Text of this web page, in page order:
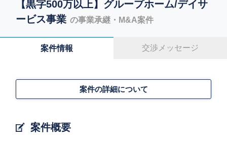
【黒字500万以上】グループホーム/デイサ
ービス事業 の事業承継・M&A案件
案件情報 交渉メッセージ
案件概要
案件の詳細について